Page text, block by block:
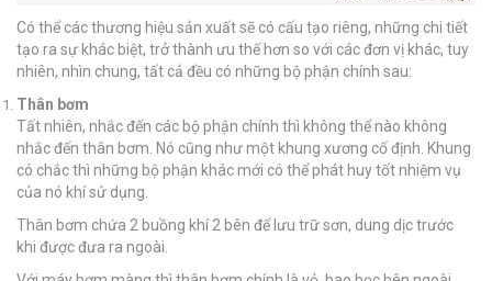
Có thể các thương hiệu sản xuất sẽ có cấu tạo riêng, những chi tiết
tạo ra sự khác biệt, trở thành ưu thế hơn so với các đơn vị khác, tuy
nhiên, nhìn chung, tất cả đều có những bộ phận chính sau:
Thân bơm
Tất nhiên, nhắc đến các bộ phận chính thì không thể nào không
nhắc đến thân bơm. Nó cũng như một khung xương cố định. Khung
có chắc thì những bộ phận khác mới có thể phát huy tốt nhiệm vụ
của nó khí sử dụng.
Thân bơm chứa 2 buồng khí 2 bên để lưu trữ sơn, dung dịc trước
khi được đưa ra ngoài.